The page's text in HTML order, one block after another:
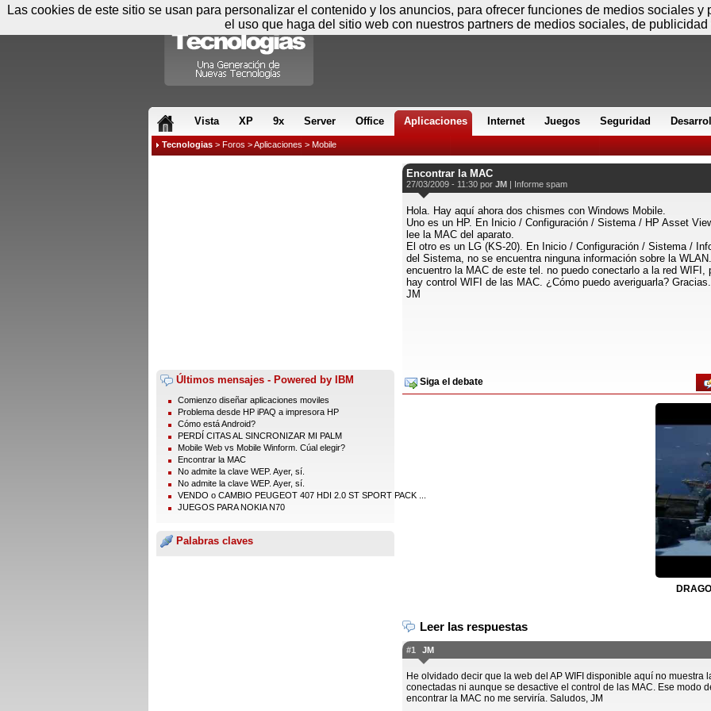
Vista XP 9x Server Office Aplicaciones Internet Juegos Seguridad
Tecnologias > Foros >Aplicaciones > Mobile
Últimos mensajes - Powered by IBM
Comienzo diseñar aplicaciones moviles
Problema desde HP iPAQ a impresora HP
Cómo está Android?
PERDÍ CITAS AL SINCRONIZAR MI PALM
Mobile Web vs Mobile Winform. Cúal elegir?
Encontrar la MAC
No admite la clave WEP. Ayer, sí.
No admite la clave WEP. Ayer, sí.
VENDO o CAMBIO PEUGEOT 407 HDI 2.0 ST SPORT PACK ...
JUEGOS PARA NOKIA N70
Palabras claves
Encontrar la MAC
27/03/2009 - 11:30 por JM | Informe spam
Hola. Hay aquí ahora dos chismes con Windows Mobile.
Uno es un HP. En Inicio / Configuración / Sistema / HP Asset
lee la MAC del aparato.
El otro es un LG (KS-20). En Inicio / Configuración / Sistema /
del Sistema, no se encuentra ninguna información sobre la
encuentro la MAC de este tel. no puedo conectarlo a la red WIFI,
hay control WIFI de las MAC. ¿Cómo puedo averiguarla? Gracias.
JM
Siga el debate
Leer las respuestas
#1 JM
He olvidado decir que la web del AP WIFI disponible aquí no muestra
conectadas ni aunque se desactive el control de las MAC. Ese modo
encontrar la MAC no me serviría. Saludos, JM
Las cookies de este sitio se usan para personalizar el contenido y los anuncios, para ofrecer funciones de medios sociales
el uso que haga del sitio web con nuestros partners de medios sociales, de